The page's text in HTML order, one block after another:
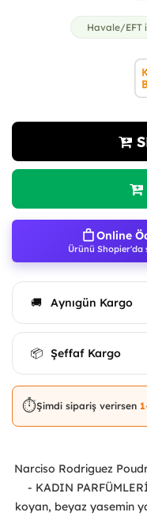
Havale/EFT
Online
Ürünü Shopier'da
🚚 Aynıgün Kargo
📦 Şeffaf Kargo
⏱️Şimdi sipariş verirsen
Narciso Rodriguez
- KADIN
koyan, beyaz yasemin